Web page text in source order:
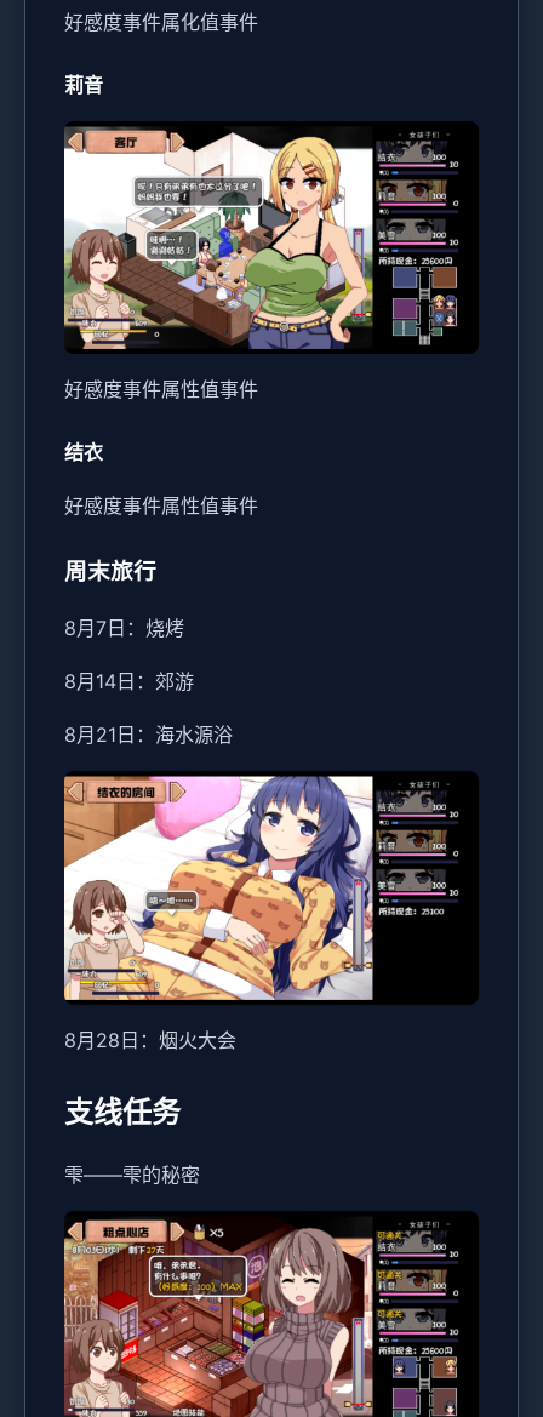
好感度事件属化值事件
莉音
好感度事件属性值事件
结衣
好感度事件属性值事件
周末旅行
8月7日：烧烤
8月14日：郊游
8月21日：海水源浴
8月28日：烟火大会
支线任务
雫——雫的秘密